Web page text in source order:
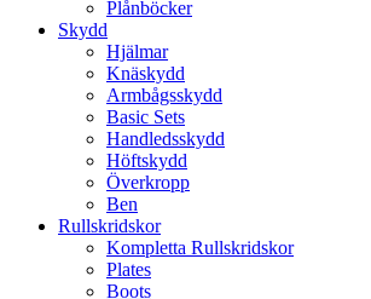
Plånböcker
Skydd
Hjälmar
Knäskydd
Armbågsskydd
Basic Sets
Handledsskydd
Höftskydd
Överkropp
Ben
Rullskridskor
Kompletta Rullskridskor
Plates
Boots